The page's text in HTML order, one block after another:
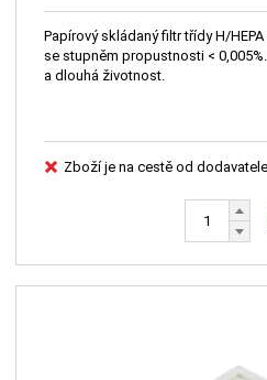
Papírový skládaný filtr třídy H/
se stupněm propustnosti <
a dlouhá životnost.
Zboží je na cestě od dodavatele